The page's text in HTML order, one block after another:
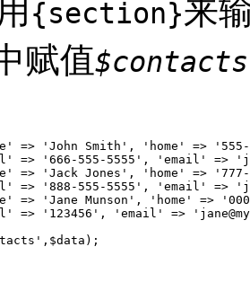
{section}来
赋值$contacts
=> 'John Smith', 'home' =>
=> '666-555-5555', 'email' =>
=> 'Jack Jones', 'home' =>
=> '888-555-5555', 'email' =>
=> 'Jane Munson', 'home' =>
=> '123456', 'email' =>